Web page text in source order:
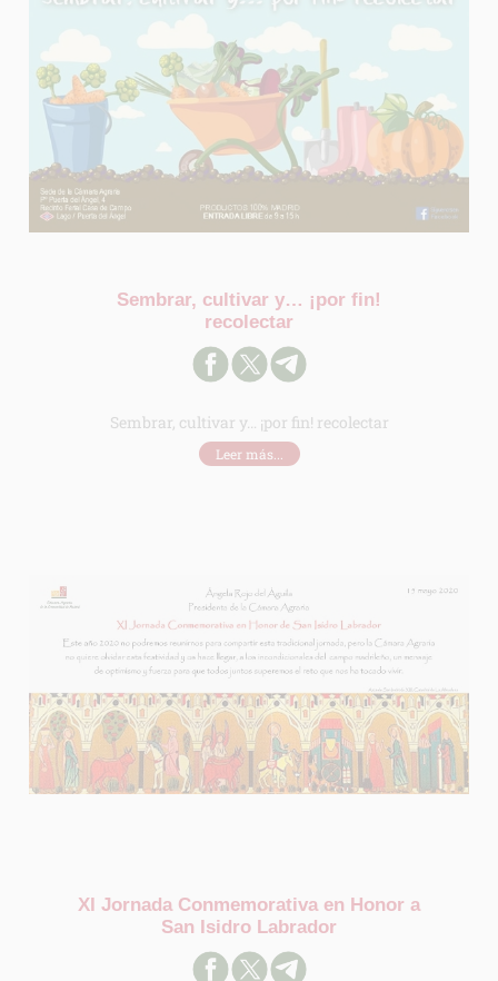
Sembrar, cultivar y… ¡por fin!
recolectar
Sembrar, cultivar y… ¡por fin! recolectar
Leer más...
XI Jornada Conmemorativa en Honor a
San Isidro Labrador